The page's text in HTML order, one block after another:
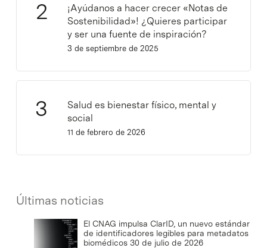
¡Ayúdanos a hacer crecer «Notas de
Sostenibilidad»! ¿Quieres participar
y ser una fuente de inspiración?
3 de septiembre de 2025
Salud es bienestar físico, mental y
social
11 de febrero de 2026
Últimas noticias
El CNAG impulsa ClarID, un nuevo estándar
de identificadores legibles para metadatos
biomédicos 30 de julio de 2026